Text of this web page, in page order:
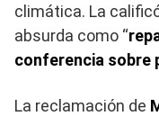
climática. La
absurda como “
conferencia sobre
La reclamación de